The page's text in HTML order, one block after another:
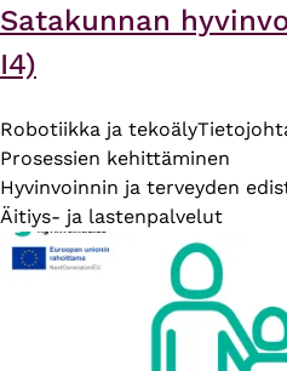
Satakunnan
I4)
Robotiikka ja tekoäly
Prosessien kehittäminen
Hyvinvoinnin ja terveyden
Äitiys- ja lastenpalvelut